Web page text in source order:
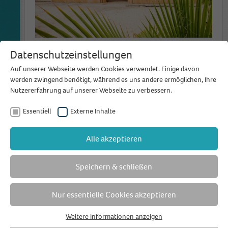
Ausgebucht! Event-Tipp im März:
Open-Door-Event im Seepavillon
Ausgebucht! Der Seepavillon lädt am 22. März
See – meldet euch jetzt kostenlos an....
14
Datenschutzeinstellungen
Auf unserer Webseite werden Cookies verwendet. Einige davon
werden zwingend benötigt, während es uns andere ermöglichen, Ihre
Nutzererfahrung auf unserer Webseite zu verbessern.
Essentiell Externe Inhalte
Alle akzeptieren
Speichern & schließen
Nur essentielle Cookies akzeptieren
Weitere Informationen anzeigen